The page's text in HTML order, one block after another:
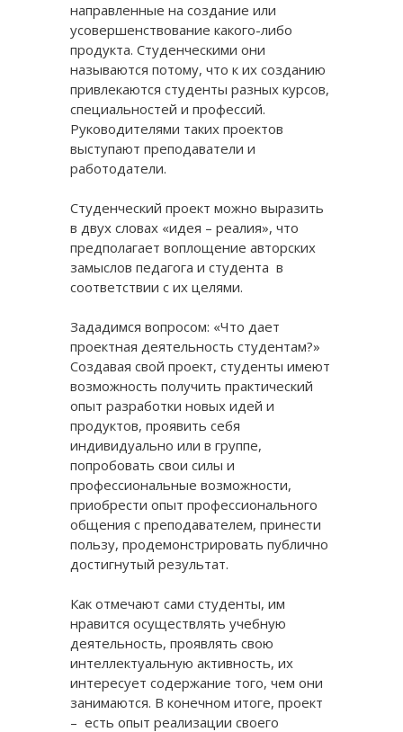
направленные на создание или
усовершенствование какого-либо
продукта. Студенческими они
называются потому, что к их созданию
привлекаются студенты разных курсов,
специальностей и профессий.
Руководителями таких проектов
выступают преподаватели и
работодатели.
Студенческий проект можно выразить
в двух словах «идея – реалия», что
предполагает воплощение авторских
замыслов педагога и студента в
соответствии с их целями.
Зададимся вопросом: «Что дает
проектная деятельность студентам?»
Создавая свой проект, студенты имеют
возможность получить практический
опыт разработки новых идей и
продуктов, проявить себя
индивидуально или в группе,
попробовать свои силы и
профессиональные возможности,
приобрести опыт профессионального
общения с преподавателем, принести
пользу, продемонстрировать публично
достигнутый результат.
Как отмечают сами студенты, им
нравится осуществлять учебную
деятельность, проявлять свою
интеллектуальную активность, их
интересует содержание того, чем они
занимаются. В конечном итоге, проект
– есть опыт реализации своего